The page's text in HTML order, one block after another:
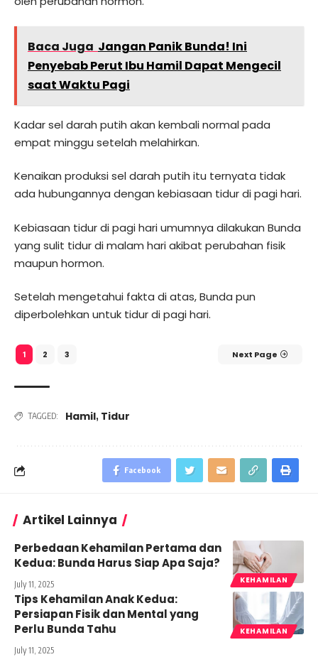
Baca Juga Jangan Panik Bunda! Ini
Penyebab Perut Ibu Hamil Dapat Mengecil
saat Waktu Pagi
Kadar sel darah putih akan kembali normal pada
empat minggu setelah melahirkan.
Kenaikan produksi sel darah putih itu ternyata tidak
ada hubungannya dengan kebiasaan tidur di pagi hari.
Kebiasaan tidur di pagi hari umumnya dilakukan Bunda
yang sulit tidur di malam hari akibat perubahan fisik
maupun hormon.
Setelah mengetahui fakta di atas, Bunda pun
diperbolehkan untuk tidur di pagi hari.
1 2 3 Next Page
TAGGED: Hamil, Tidur
Facebook
Artikel Lainnya
KEHAMILAN
Perbedaan Kehamilan Pertama dan
Kedua: Bunda Harus Siap Apa Saja?
July 11, 2025
KEHAMILAN
Tips Kehamilan Anak Kedua:
Persiapan Fisik dan Mental yang
Perlu Bunda Tahu
July 11, 2025